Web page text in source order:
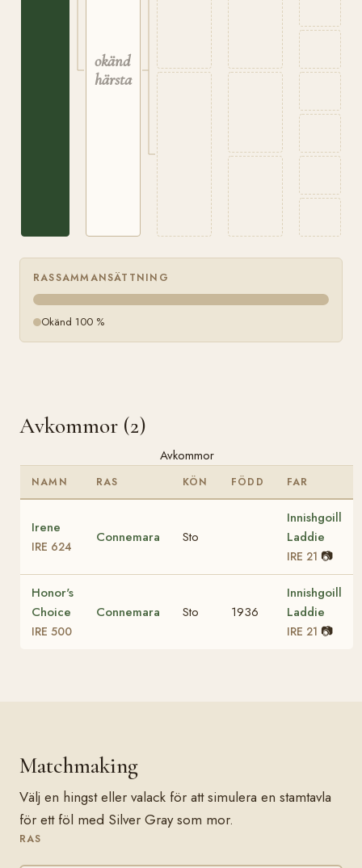
okänd
härstamning
RASSAMMANSÄTTNING
Okänd 100 %
Avkommor (2)
Avkommor
NAMN RAS KÖN FÖDD FAR
Irene
IRE 624
Connemara Sto
Innishgoill
Laddie
IRE 21 📷
Honor's
Choice
IRE 500
Connemara Sto 1936
Innishgoill
Laddie
IRE 21 📷
Matchmaking
Välj en hingst eller valack för att simulera en stamtavla
för ett föl med Silver Gray som mor.
RAS